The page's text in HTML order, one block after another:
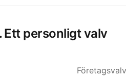
Ett personligt valv